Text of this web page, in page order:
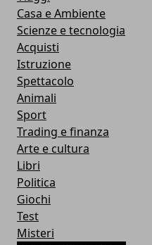
Casa e Ambiente
Scienze e tecnologia
Acquisti
Istruzione
Spettacolo
Animali
Sport
Trading e finanza
Arte e cultura
Libri
Politica
Giochi
Test
Misteri